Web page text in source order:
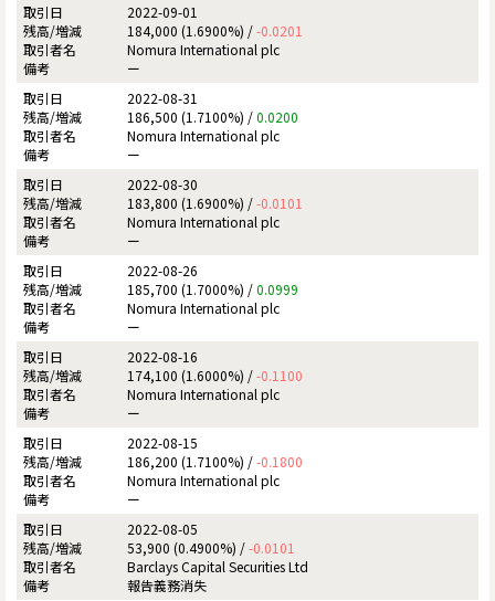
2022-09-01
184,000 (1.6900%) /-0.0201
Nomura International plc
ー
2022-08-31
186,500 (1.7100%) /0.0200
Nomura International plc
ー
2022-08-30
183,800 (1.6900%) /-0.0101
Nomura International plc
ー
2022-08-26
185,700 (1.7000%) /0.0999
Nomura International plc
ー
2022-08-16
174,100 (1.6000%) /-0.1100
Nomura International plc
ー
2022-08-15
186,200 (1.7100%) /-0.1800
Nomura International plc
ー
2022-08-05
53,900 (0.4900%) /-0.0101
Barclays Capital Securities Ltd
報告義務消失